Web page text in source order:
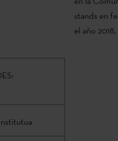
stands en
el año